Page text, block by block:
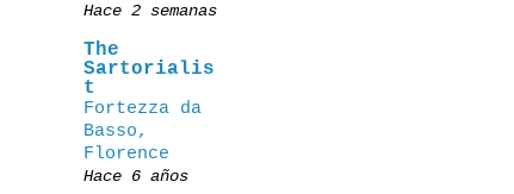
Hace 2 semanas
The
Sartorialis
t
Fortezza da
Basso,
Florence
Hace 6 años